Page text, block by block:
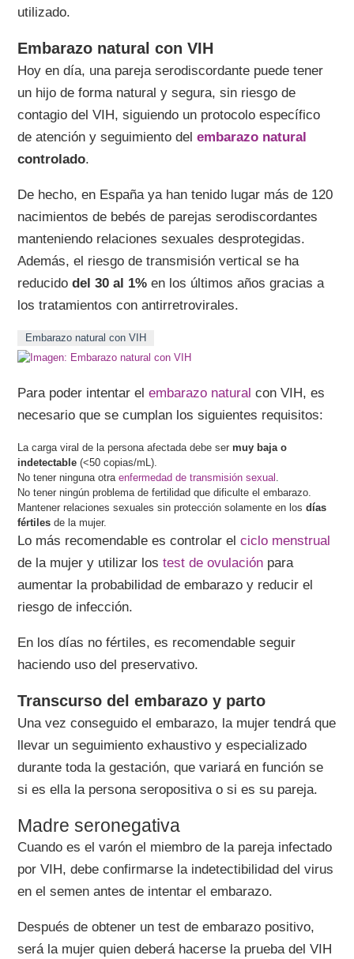
utilizado.
Embarazo natural con VIH
Hoy en día, una pareja serodiscordante puede tener
un hijo de forma natural y segura, sin riesgo de
contagio del VIH, siguiendo un protocolo específico
de atención y seguimiento delembarazo natural
controlado.
De hecho, en España ya han tenido lugar más de 120
nacimientos de bebés de parejas serodiscordantes
manteniendo relaciones sexuales desprotegidas.
Además, el riesgo de transmisión vertical se ha
reducidodel 30 al 1% en los últimos años gracias a
los tratamientos con antirretrovirales.
Embarazo natural con VIH
Para poder intentar elembarazo natural con VIH, es
necesario que se cumplan los siguientes requisitos:
La carga viral de la persona afectada debe sermuy baja o
indetectable (<50 copias/mL).
No tener ninguna otraenfermedad de transmisión sexual
No tener ningún problema de fertilidad que dificulte el embarazo.
Mantener relaciones sexuales sin protección solamente en losdías
fértiles de la mujer.
Lo más recomendable es controlar elciclo menstrual
de la mujer y utilizar lostest de ovulación para
aumentar la probabilidad de embarazo y reducir el
riesgo de infección.
En los días no fértiles, es recomendable seguir
haciendo uso del preservativo.
Transcurso del embarazo y parto
Una vez conseguido el embarazo, la mujer tendrá que
llevar un seguimiento exhaustivo y especializado
durante toda la gestación, que variará en función se
si es ella la persona seropositiva o si es su pareja.
Madre seronegativa
Cuando es el varón el miembro de la pareja infectado
por VIH, debe confirmarse la indetectibilidad del virus
en el semen antes de intentar el embarazo.
Después de obtener un test de embarazo positivo,
será la mujer quien deberá hacerse la prueba del VIH